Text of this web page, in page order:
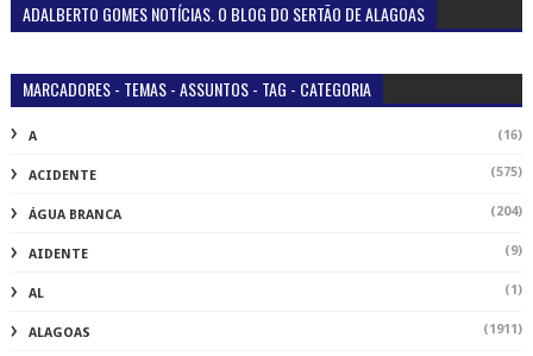
ECOTURISMO
EDUCAÇÃOALAGOAS
ELEIÇÕES2022 (56)
EMPRESAS (1)
ENTRESERRAS (2)
ENTRETENIMENTO (251)
ESPORTE (240)
FAMOSOS (121)